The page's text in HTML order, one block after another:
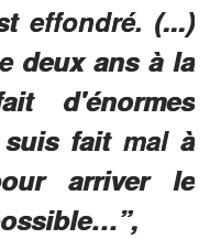
effondré. (...)
deux ans à la
d'énormes
fait mal à
arriver le